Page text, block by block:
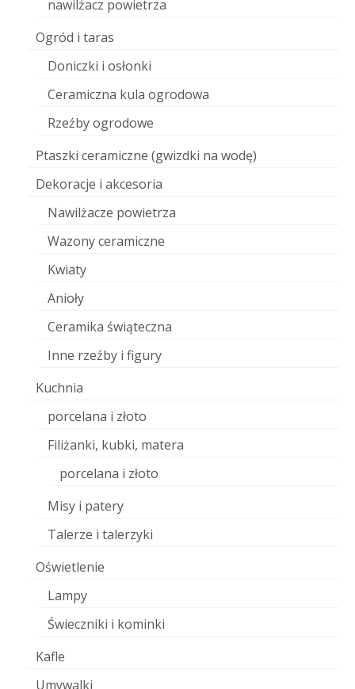
nawilżacz powietrza
Ogród i taras
Doniczki i osłonki
Ceramiczna kula ogrodowa
Rzeźby ogrodowe
Ptaszki ceramiczne (gwizdki na wodę)
Dekoracje i akcesoria
Nawilżacze powietrza
Wazony ceramiczne
Kwiaty
Anioły
Ceramika świąteczna
Inne rzeźby i figury
Kuchnia
porcelana i złoto
Filiżanki, kubki, matera
porcelana i złoto
Misy i patery
Talerze i talerzyki
Oświetlenie
Lampy
Świeczniki i kominki
Kafle
Umywalki